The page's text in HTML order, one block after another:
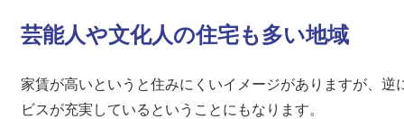
芸能人や文化人の住宅も多い地域
家賃が高いというと住みにくいイメージがありますが、
ビスが充実しているということにもなります。